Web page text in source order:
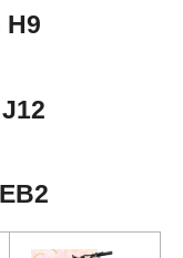
H9